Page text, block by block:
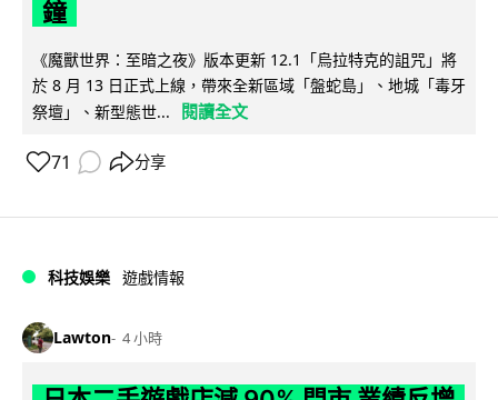
鐘
《魔獸世界：至暗之夜》版本更新 12.1「烏拉特克的詛咒」將
於 8 月 13 日正式上線，帶來全新區域「盤蛇島」、地城「毒牙
祭壇」、新型態世...
閱讀全文
71 分享
科技娛樂 遊戲情報
Lawton 4 小時